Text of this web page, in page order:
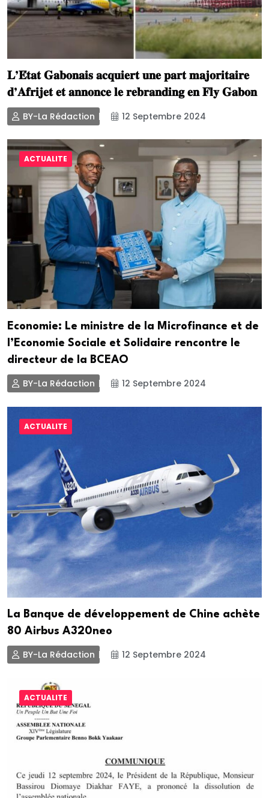
𝐋’𝐄́𝐭𝐚𝐭 𝐆𝐚𝐛𝐨𝐧𝐚𝐢𝐬 𝐚𝐜𝐪𝐮𝐢𝐞𝐫𝐭 𝐮𝐧𝐞 𝐩𝐚𝐫𝐭 𝐦𝐚𝐣𝐨𝐫𝐢𝐭𝐚𝐢𝐫𝐞
𝐝’𝐀𝐟𝐫𝐢𝐣𝐞𝐭 𝐞𝐭 𝐚𝐧𝐧𝐨𝐧𝐜𝐞 𝐥𝐞 𝐫𝐞𝐛𝐫𝐚𝐧𝐝𝐢𝐧𝐠 𝐞𝐧 𝐅𝐥𝐲 𝐆𝐚𝐛𝐨𝐧
BY-La Rédaction 12 Septembre 2024
ACTUALITE
Economie: Le ministre de la Microfinance et de
l’Economie Sociale et Solidaire rencontre le
directeur de la BCEAO
BY-La Rédaction 12 Septembre 2024
ACTUALITE
La Banque de développement de Chine achète
80 Airbus A320neo
BY-La Rédaction 12 Septembre 2024
ACTUALITE